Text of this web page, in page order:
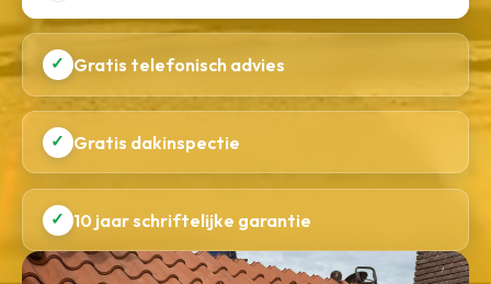
✓ Gratis telefonisch advies
✓ Gratis dakinspectie
✓ 10 jaar schriftelijke garantie